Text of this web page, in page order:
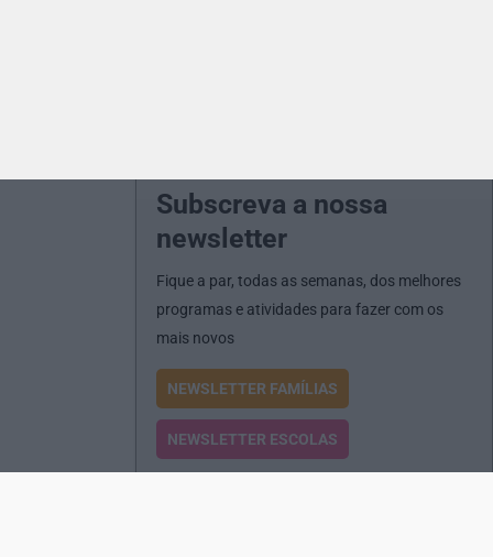
Subscreva a nossa
newsletter
Fique a par, todas as semanas, dos melhores
programas e atividades para fazer com os
mais novos
NEWSLETTER FAMÍLIAS
NEWSLETTER ESCOLAS